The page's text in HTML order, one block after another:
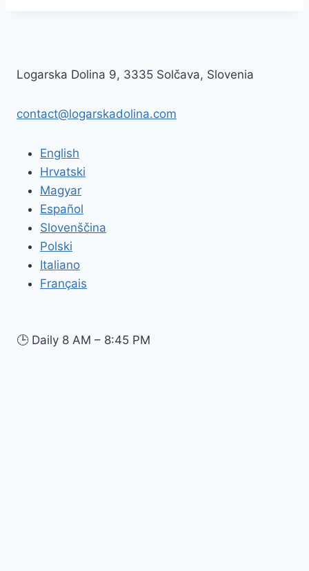
Logarska Dolina 9, 3335 Solčava, Slovenia
contact@logarskadolina.com
English
Hrvatski
Magyar
Español
Slovenščina
Polski
Italiano
Français
🕒 Daily 8 AM – 8:45 PM